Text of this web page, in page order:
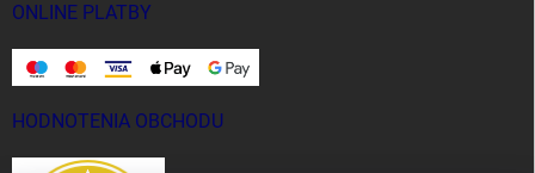
ONLINE PLATBY
HODNOTENIA OBCHODU